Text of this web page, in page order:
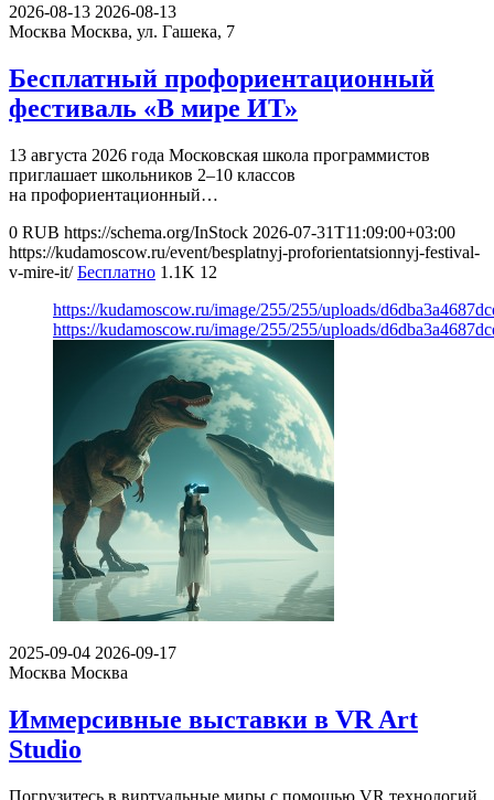
2026-08-13 2026-08-13
Москва Москва, ул. Гашека, 7
Бесплатный профориентационный
фестиваль «В мире ИТ»
13 августа 2026 года Московская школа программистов
приглашает школьников 2–10 классов
на профориентационный…
0 RUB https://schema.org/InStock 2026-07-31T11:09:00+03:00
https://kudamoscow.ru/event/besplatnyj-proforientatsionnyj-festival-
v-mire-it/ Бесплатно 1.1K 12
https://kudamoscow.ru/image/255/255/uploads/
https://kudamoscow.ru/image/255/255/uploads/
2025-09-04 2026-09-17
Москва Москва
Иммерсивные выставки в VR Art
Studio
Погрузитесь в виртуальные миры с помощью VR технологий.